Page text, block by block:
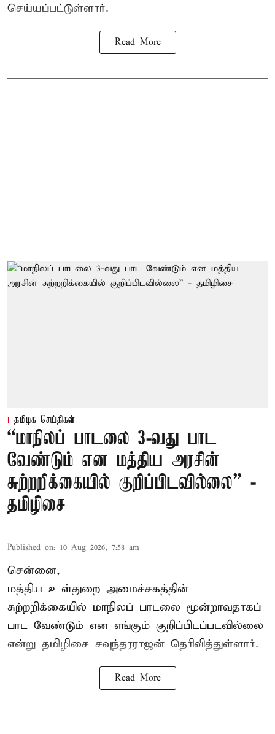
செய்யப்பட்டுள்ளார்.
Read More
தமிழக செய்திகள்
“மாநிலப் பாடலை 3-வது பாட
வேண்டும் என மத்திய அரசின்
சுற்றறிக்கையில் குறிப்பிடவில்லை” -
தமிழிசை
Published on: 10 Aug 2026, 7:58 am
சென்னை,
மத்திய உள்துறை அமைச்சகத்தின்
சுற்றறிக்கையில் மாநிலப் பாடலை மூன்றாவதாகப்
பாட வேண்டும் என எங்கும் குறிப்பிடப்படவில்லை
என்று தமிழிசை சவுந்தரராஜன் தெரிவித்துள்ளார்.
Read More